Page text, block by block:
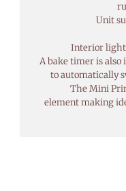
Unit
Interior light
A bake timer is also
to automatically
The Mini
element making